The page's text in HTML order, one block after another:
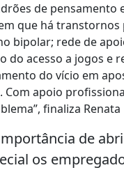
de
que há
bipolar; rede de
do acesso a jogos
do vício em
Com apoio
finaliza
de
os